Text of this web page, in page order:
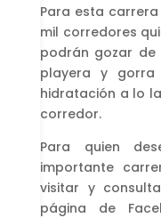
Para esta
mil corredores
podrán gozar de
playera y gorra
hidratación a lo
corredor.
Para quien
importante
visitar y
página de